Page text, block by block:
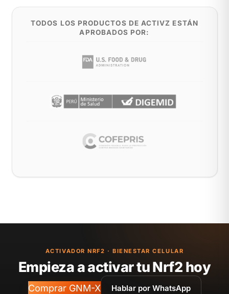
TODOS LOS PRODUCTOS DE ACTIVZ ESTÁN
APROBADOS POR:
ACTIVADOR NRF2 · BIENESTAR CELULAR
Empieza a activar tu Nrf2 hoy
Comprar GNM-X Hablar por WhatsApp